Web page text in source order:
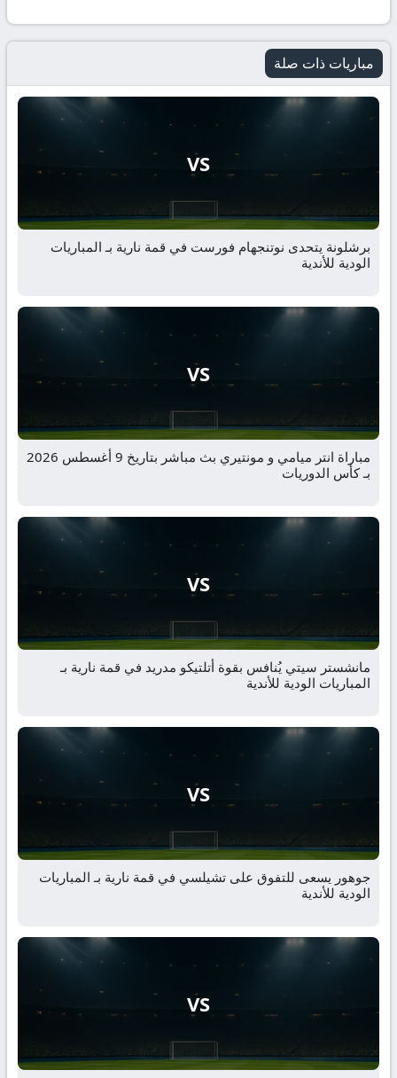
مباريات ذات صلة
VS
برشلونة يتحدى نوتنجهام فورست في قمة نارية بـ المباريات
الودية للأندية
VS
مباراة انتر ميامي و مونتيري بث مباشر بتاريخ 9 أغسطس 2026
بـ كأس الدوريات
VS
مانشستر سيتي يُنافس بقوة أتلتيكو مدريد في قمة نارية بـ
المباريات الودية للأندية
VS
جوهور يسعى للتفوق على تشيلسي في قمة نارية بـ المباريات
الودية للأندية
VS